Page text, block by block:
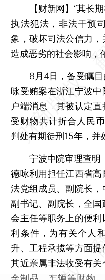
【财新网】 “其长
执法犯法，非法干预
象，破坏司法公信力，
造成恶劣的社会影响，
8月4日，备受瞩目
咏受贿案在浙江宁波
户端消息，其被认定
受财物共计折合人民
判处有期徒刑15年，并
宁波中院审理查明
德咏利用担任江西省
法党组成员、副院长
副书记、副院长，全
会主任等职务上的便
利条件，为有关个人
升、工程承揽等方面
其近亲属非法收受有
金制品、车辆等财物